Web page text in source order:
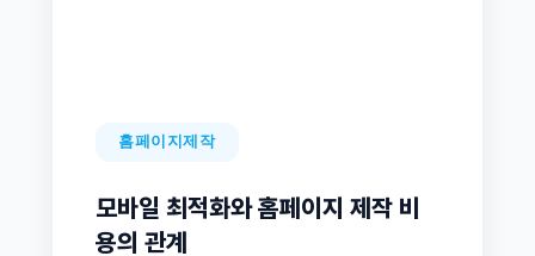
홈페이지제작
모바일 최적화와 홈페이지 제작 비
용의 관계